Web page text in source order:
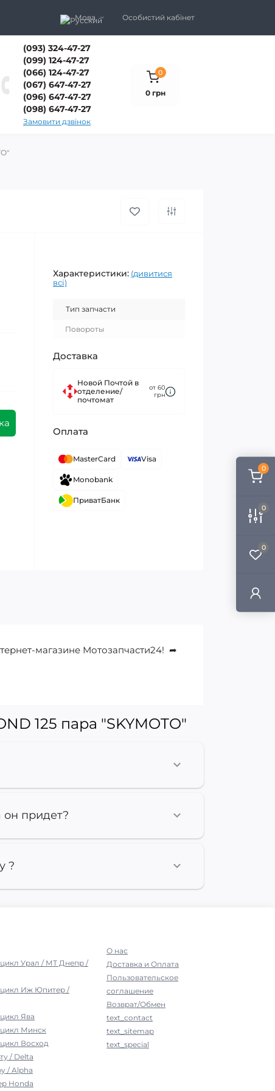
0
0
0
Мова Особистий кабінет
(093) 324-47-27
(099) 124-47-27
(066) 124-47-27
(067) 647-47-27
(096) 647-47-27
(098) 647-47-27
Замовити дзвінок
0
0 грн
Характеристики: (дивитися
всі)
Тип запчасти
Повороты
Доставка
Новой Почтой в
отделение/
почтомат
от 60
грн
Оплата
MasterCard Visa
Monobank
ПриватБанк
магазине Мотозапчасти24! ➦
125 пара "SKYMOTO"
он придет?
?
Урал / МТ Днепр /
Иж Юпитер /
Ява
Минск
Восход
/ Delta
/ Alpha
Honda
О нас
Доставка и Оплата
Пользовательское
соглашение
Возврат/Обмен
text_contact
text_sitemap
text_special